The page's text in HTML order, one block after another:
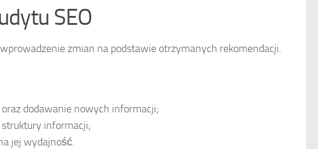
SEO
zmian na podstawie otrzymanych rekomendacji.
dodawanie nowych informacji;
informacji;
jej wydajność.